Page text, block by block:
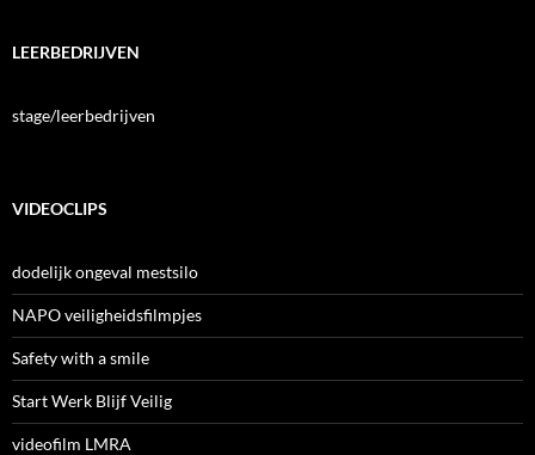
LEERBEDRIJVEN
stage/leerbedrijven
VIDEOCLIPS
dodelijk ongeval mestsilo
NAPO veiligheidsfilmpjes
Safety with a smile
Start Werk Blijf Veilig
videofilm LMRA